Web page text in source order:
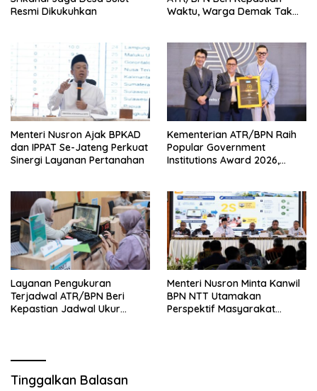
Resmi Dikukuhkan
Waktu, Warga Demak Tak
Menteri Nusron Ajak BPKAD
dan IPPAT Se-Jateng Perkuat
Sinergi Layanan Pertanahan
Kementerian ATR/BPN Raih
Popular Government
Institutions Award 2026,
Layanan Pengukuran
Terjadwal ATR/BPN Beri
Kepastian Jadwal Ukur
Menteri Nusron Minta Kanwil
BPN NTT Utamakan
Perspektif Masyarakat
Tinggalkan Balasan